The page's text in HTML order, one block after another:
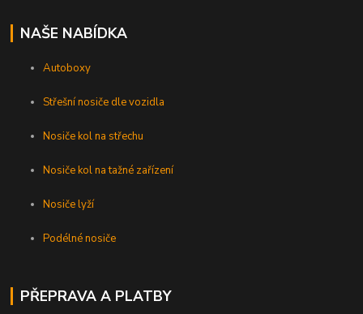
NAŠE NABÍDKA
Autoboxy
Střešní nosiče dle vozidla
Nosiče kol na střechu
Nosiče kol na tažné zařízení
Nosiče lyží
Podélné nosiče
PŘEPRAVA A PLATBY